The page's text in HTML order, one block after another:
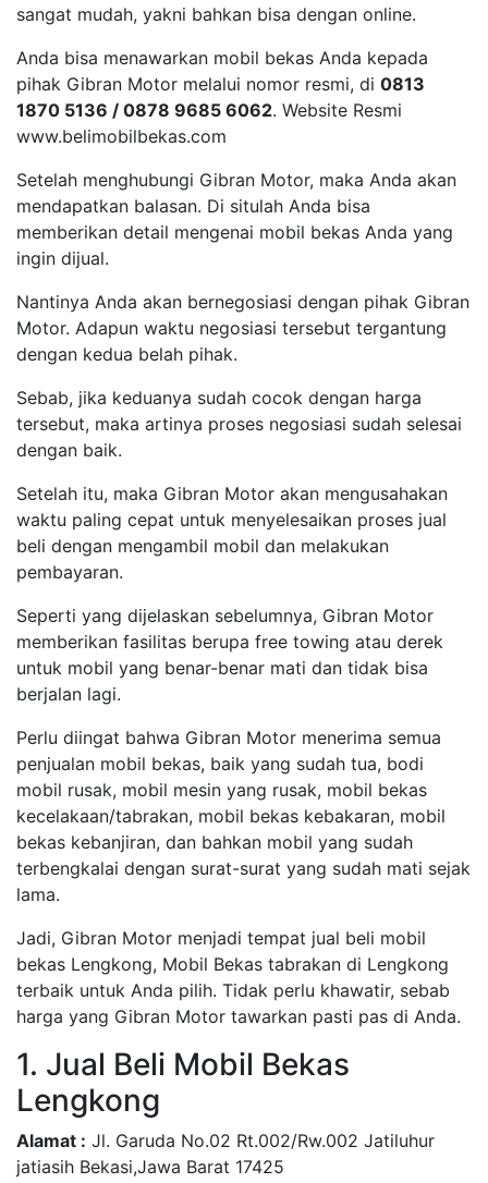
sangat mudah, yakni bahkan bisa dengan online.
Anda bisa menawarkan mobil bekas Anda kepada
pihak Gibran Motor melalui nomor resmi, di 0813
1870 5136 / 0878 9685 6062. Website Resmi
www.belimobilbekas.com
Setelah menghubungi Gibran Motor, maka Anda akan
mendapatkan balasan. Di situlah Anda bisa
memberikan detail mengenai mobil bekas Anda yang
ingin dijual.
Nantinya Anda akan bernegosiasi dengan pihak Gibran
Motor. Adapun waktu negosiasi tersebut tergantung
dengan kedua belah pihak.
Sebab, jika keduanya sudah cocok dengan harga
tersebut, maka artinya proses negosiasi sudah selesai
dengan baik.
Setelah itu, maka Gibran Motor akan mengusahakan
waktu paling cepat untuk menyelesaikan proses jual
beli dengan mengambil mobil dan melakukan
pembayaran.
Seperti yang dijelaskan sebelumnya, Gibran Motor
memberikan fasilitas berupa free towing atau derek
untuk mobil yang benar-benar mati dan tidak bisa
berjalan lagi.
Perlu diingat bahwa Gibran Motor menerima semua
penjualan mobil bekas, baik yang sudah tua, bodi
mobil rusak, mobil mesin yang rusak, mobil bekas
kecelakaan/tabrakan, mobil bekas kebakaran, mobil
bekas kebanjiran, dan bahkan mobil yang sudah
terbengkalai dengan surat-surat yang sudah mati sejak
lama.
Jadi, Gibran Motor menjadi tempat jual beli mobil
bekas Lengkong, Mobil Bekas tabrakan di Lengkong
terbaik untuk Anda pilih. Tidak perlu khawatir, sebab
harga yang Gibran Motor tawarkan pasti pas di Anda.
1. Jual Beli Mobil Bekas
Lengkong
Alamat : Jl. Garuda No.02 Rt.002/Rw.002 Jatiluhur
jatiasih Bekasi,Jawa Barat 17425